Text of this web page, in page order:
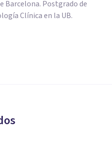
Barcelona. Postgrado de
Clínica en la UB.